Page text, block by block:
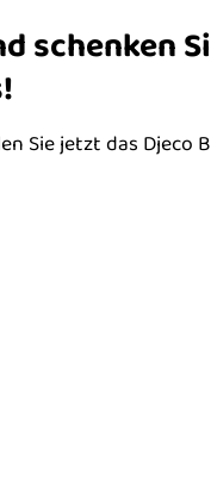
schenken
Sie jetzt das Djeco